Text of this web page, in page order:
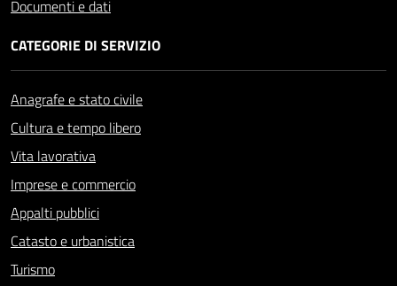
Documenti e dati
CATEGORIE DI SERVIZIO
Anagrafe e stato civile
Cultura e tempo libero
Vita lavorativa
Imprese e commercio
Appalti pubblici
Catasto e urbanistica
Turismo